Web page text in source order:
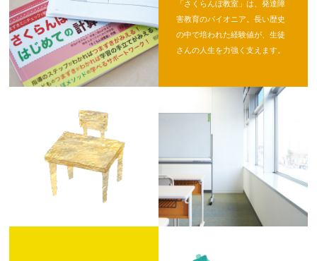
「さくらんぼ教室」は、発達障
害教育のパイオニア。長い歴史
の中で培われた経験値が、生徒
さんの人生を力強く支えます。